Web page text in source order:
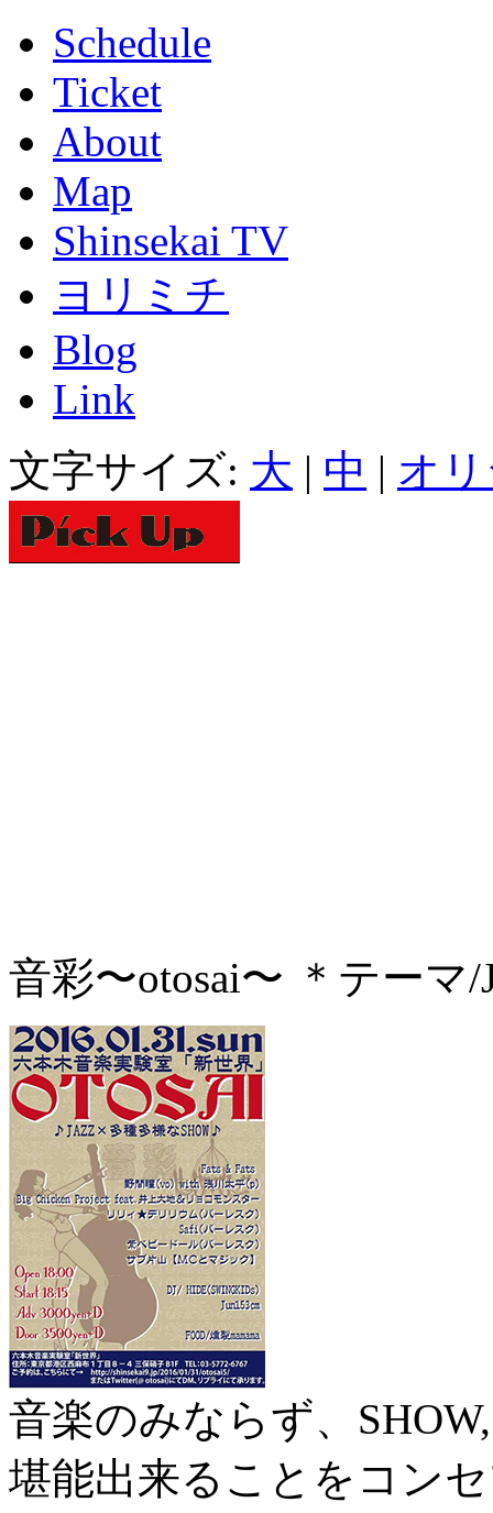
Schedule
Ticket
About
Map
Shinsekai TV
ヨリミチ
Blog
Link
文字サイズ: 大 | 中 | オ
音彩〜otosai〜 ＊テーマ
音楽のみならず、
堪能出来ることをコン